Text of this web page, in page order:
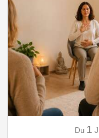
Du 1